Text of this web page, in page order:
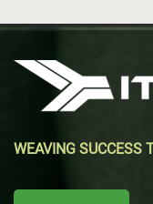
WEAVING SUCCESS